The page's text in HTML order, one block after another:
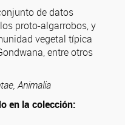
de datos
proto-algarrobos, y
vegetal típica
entre otros
Animalia
en la colección: